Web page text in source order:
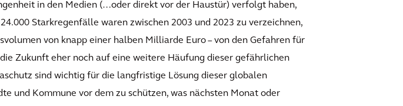
in den Medien (…oder direkt vor der Haustür) verfolgt haben,
Starkregenfälle waren zwischen 2003 und 2023 zu verzeichnen,
von knapp einer halben Milliarde Euro – von den Gefahren für
Zukunft eher noch auf eine weitere Häufung dieser gefährlichen
sind wichtig für die langfristige Lösung dieser globalen
und Kommune vor dem zu schützen, was nächsten Monat oder